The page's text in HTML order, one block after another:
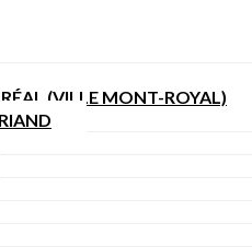
(VILLE MONT-ROYAL)